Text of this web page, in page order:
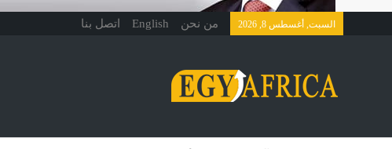
السبت, أغسطس 8, 2026 من نحن English اتصل بنا